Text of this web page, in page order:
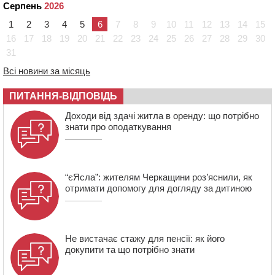
Teacher Prize Ukraine 2026
07:29
По 5 тисяч гривень на підготовку до школи: як
оформити “Пакунок школяра”
04 СЕРПНЯ 2026, ВІВТОРОК
20:54 На Черкащині очікують пік спеки
України з веслування
19:40 Бійці КОРДу Черкащини повернулися з фронту: на
зміну їм вирушили побратими
Серпень 2026
1
2 3 4 5 6 7 8 9 10 11 12 13 14
15
16
17 18 19 20 21 22 23 24 25 26 27 28 29
30
31
Всі новини за місяць
ПИТАННЯ-ВІДПОВІДЬ
Доходи від здачі житла в оренду: що потрібно
знати про оподаткування
“єЯсла”: жителям Черкащини роз’яснили, як
отримати допомогу для догляду за дитиною
Не вистачає стажу для пенсії: як його
докупити та що потрібно знати